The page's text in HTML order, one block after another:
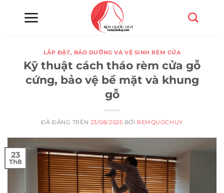
LẮP ĐẶT, BẢO DƯỠNG VÀ VỆ SINH RÈM CỬA
Kỹ thuật cách tháo rèm cửa gỗ
cứng, bảo vệ bề mặt và khung
gỗ
ĐÃ ĐĂNG TRÊN 23/08/2025 BỞI REMQUOCHUY
23
Th8